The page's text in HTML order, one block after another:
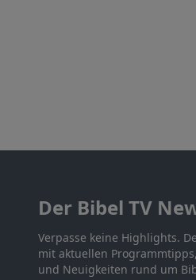
Der Bibel TV
Verpasse keine Highlights.
mit aktuellen
und Neuigkeiten rund um